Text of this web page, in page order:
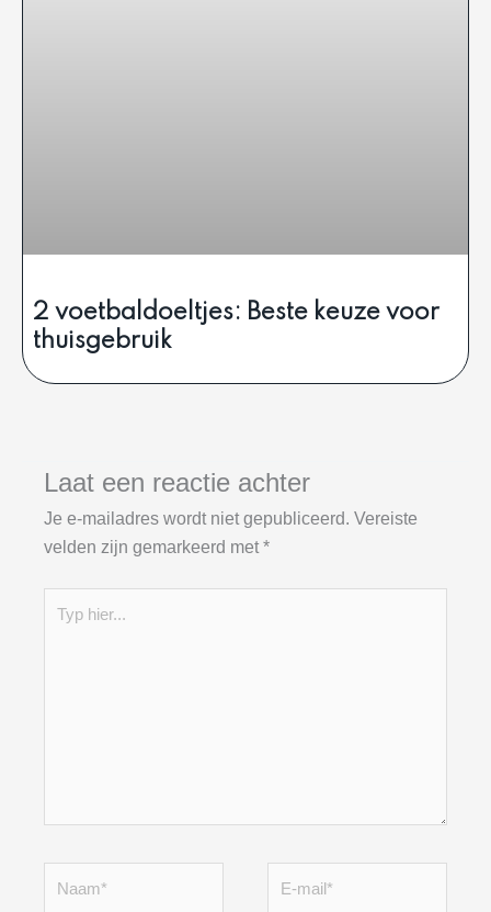
2 voetbaldoeltjes: Beste keuze voor
thuisgebruik
Laat een reactie achter
Je e-mailadres wordt niet gepubliceerd. Vereiste
velden zijn gemarkeerd met *
hier...